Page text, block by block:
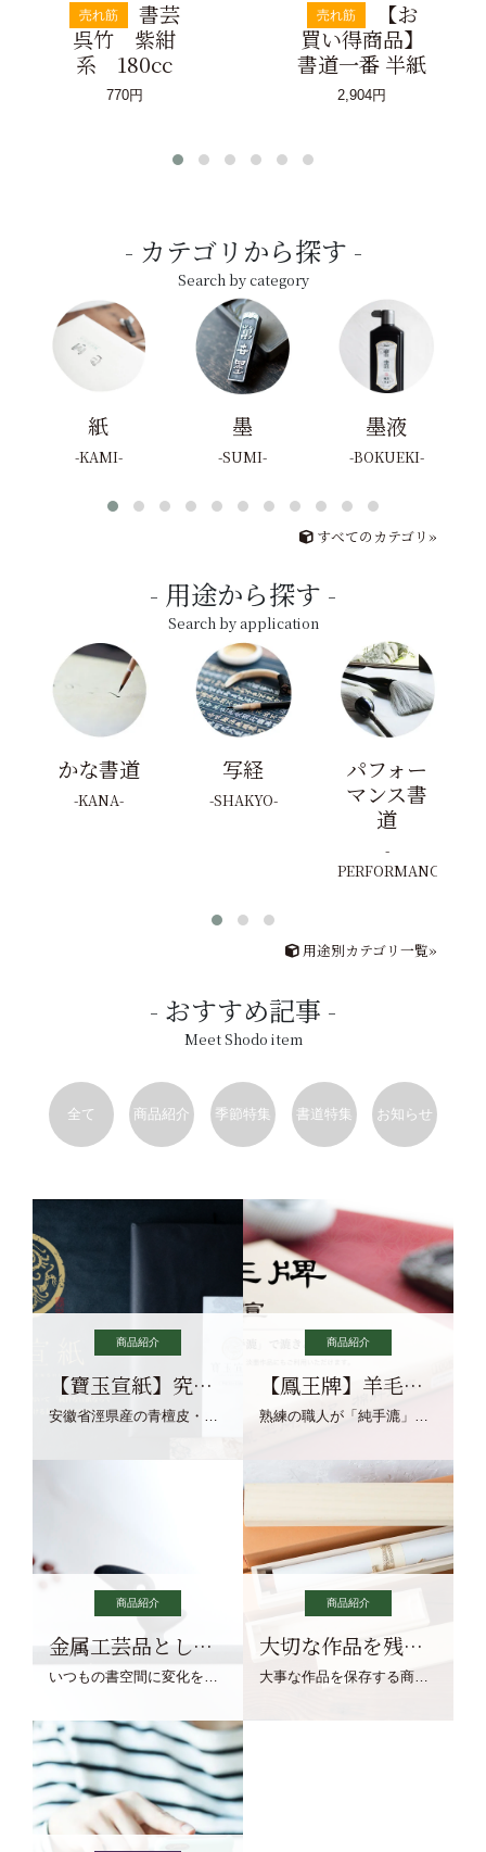
売れ筋
書芸
呉竹 紫紺
系 180cc
770円
売れ筋
【お
買い得商品】
書道一番 半紙
2,904円
カテゴリから探す
Search by category
紙
KAMI
墨
SUMI
墨液
BOKUEKI
すべてのカテゴリ»
用途から探す
Search by application
かな書道
KANA
写経
SHAKYO
パフォー
マンス書
道
PERFORMANCE
用途別カテゴリ一覧»
おすすめ記事
Meet Shodo item
全て 商品紹介 季節特集 書道特集 お知らせ
商品紹介
【寶玉宣紙】究極の純粋な宣紙を目指す寶玉宣紙
商品紹介
【鳳王牌】羊毛筆×濃墨での揮毫に最適な宣紙系画仙紙
商品紹介
金属工芸品としての文鎮
商品紹介
大切な作品を残す作品保存商品